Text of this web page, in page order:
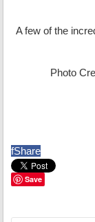
A few of the
Photo
fShare
Save